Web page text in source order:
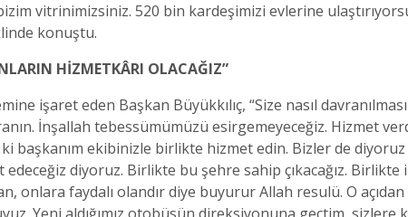
vitrinimizsiniz. 520 bin kardeşimizi evlerine
konuştu.
HİZMETKÂRI OLACAĞIZ”
işaret eden Başkan Büyükkılıç, “Size nasıl
İnşallah tebessümümüzü esirgemeyeceğiz. Hizmet
ki başkanım ekibinizle birlikte hizmet edin. Bizler de
diyoruz. Birlikte bu şehre sahip çıkacağız. Birlikte
onlara faydalı olandır diye buyurur Allah resulü. O